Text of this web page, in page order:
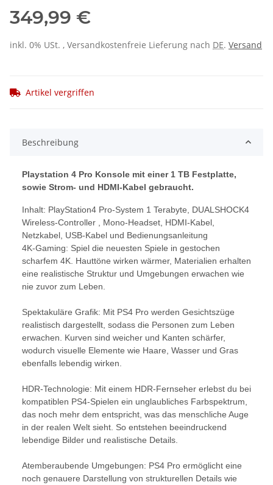
349,99 €
inkl. 0% USt. , Versandkostenfreie Lieferung nach DE. Versand
Artikel vergriffen
Beschreibung
Playstation 4 Pro Konsole mit einer 1 TB Festplatte,
sowie Strom- und HDMI-Kabel gebraucht.
Inhalt: PlayStation4 Pro-System 1 Terabyte, DUALSHOCK4
Wireless-Controller , Mono-Headset, HDMI-Kabel,
Netzkabel, USB-Kabel und Bedienungsanleitung
4K-Gaming: Spiel die neuesten Spiele in gestochen
scharfem 4K. Hauttöne wirken wärmer, Materialien erhalten
eine realistische Struktur und Umgebungen erwachen wie
nie zuvor zum Leben.
Spektakuläre Grafik: Mit PS4 Pro werden Gesichtszüge
realistisch dargestellt, sodass die Personen zum Leben
erwachen. Kurven sind weicher und Kanten schärfer,
wodurch visuelle Elemente wie Haare, Wasser und Gras
ebenfalls lebendig wirken.
HDR-Technologie: Mit einem HDR-Fernseher erlebst du bei
kompatiblen PS4-Spielen ein unglaubliches Farbspektrum,
das noch mehr dem entspricht, was das menschliche Auge
in der realen Welt sieht. So entstehen beeindruckend
lebendige Bilder und realistische Details.
Atemberaubende Umgebungen: PS4 Pro ermöglicht eine
noch genauere Darstellung von strukturellen Details wie